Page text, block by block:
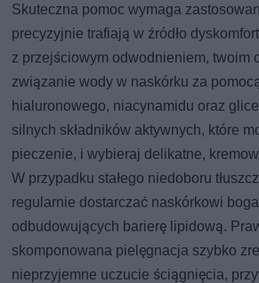
Skuteczna pomoc wymaga
precyzyjnie trafiają w źródło
z przejściowym odwodnieniem, twoim
związanie wody w naskórku za
hialuronowego, niacynamidu oraz
silnych składników aktywnych, które
pieczenie, i wybieraj delikatne,
W przypadku stałego niedoboru
regularnie dostarczać naskórkowi
odbudowujących barierę lipidową.
skomponowana pielęgnacja szybko
nieprzyjemne uczucie ściągnięcia,